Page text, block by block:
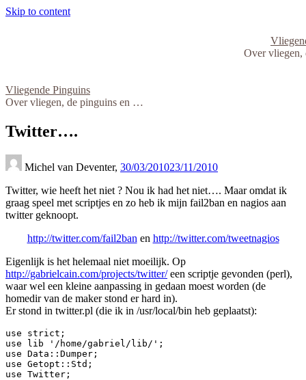
Skip to content
Over
Vliegende Pinguins
Over vliegen, de pinguins en …
Twitter….
Michel van Deventer, 30/03/201023/11/2010
Twitter, wie heeft het niet ? Nou ik had het niet…. Maar omdat ik
graag speel met scriptjes en zo heb ik mijn fail2ban en nagios aan
twitter geknoopt.
http://twitter.com/fail2ban en http://twitter.com/tweetnagios
Eigenlijk is het helemaal niet moeilijk. Op
http://gabrielcain.com/projects/twitter/een scriptje gevonden (perl),
waar wel een kleine aanpassing in gedaan moest worden (de
homedir van de maker stond er hard in).
Er stond in twitter.pl (die ik in /usr/local/bin heb geplaatst):
use strict;
use lib '/home/gabriel/lib/';
use Data::Dumper;
use Getopt::Std;
use Twitter;